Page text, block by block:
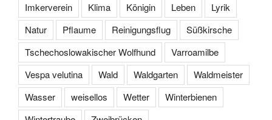
Imkerverein
Klima Königin Leben
Lyrik
Natur
Pflaume Reinigungsflug
Süßkirsche
Tschechoslowakischer Wolfhund
Varroamilbe
Vespa velutina
Wald Waldgarten
Waldmeister
Wasser
weisellos Wetter
Winterbienen